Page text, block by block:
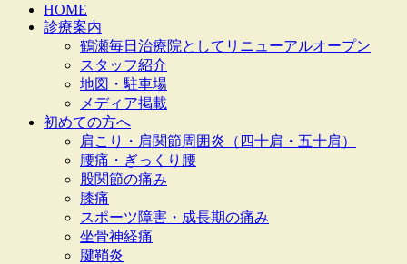
HOME
診療案内
鶴瀬毎日治療院としてリニューアルオープン
スタッフ紹介
地図・駐車場
メディア掲載
初めての方へ
肩こり・肩関節周囲炎（四十肩・五十肩）
腰痛・ぎっくり腰
股関節の痛み
膝痛
スポーツ障害・成長期の痛み
坐骨神経痛
腱鞘炎